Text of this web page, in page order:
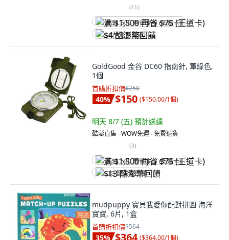
(11)
满 $1,500 再省 $75 (王道卡)
$4 酷澎幣回饋
GoldGood 金谷 DC60 指南針, 軍綠色,
1個
首購折扣價$250
40% $150 ($150.00/1個)
明天 8/7 (五) 預計送達
酷澎直售 ∙ WOW免運 ∙ 免費退貨
(3)
满 $1,500 再省 $75 (王道卡)
$13 酷澎幣回饋
mudpuppy 寶貝我愛你配對拼圖 海洋
寶寶, 6片, 1盒
首購折扣價$564
35% $364 ($364.00/1個)